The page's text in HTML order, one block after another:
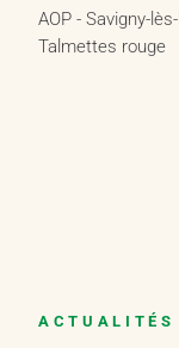
AOP - Savigny-
Talmettes rouge
ACTUALITÉS